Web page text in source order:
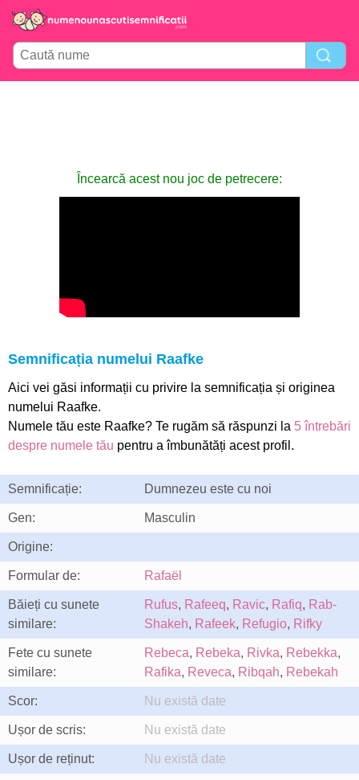
Încearcă acest nou joc de petrecere:
Semnificația numelui Raafke
Aici vei găsi informații cu privire la semnificația și originea
numelui Raafke.
Numele tău este Raafke? Te rugăm să răspunzi la 5 întrebări
despre numele tău pentru a îmbunătăți acest profil.
Semnificație: Dumnezeu este cu noi
Gen: Masculin
Origine:
Formular de: Rafaël
Băieți cu sunete
similare:
Rufus, Rafeeq, Ravic, Rafiq, Rab-
Shakeh, Rafeek, Refugio, Rifky
Fete cu sunete
similare:
Rebeca, Rebeka, Rivka, Rebekka,
Rafika, Reveca, Ribqah, Rebekah
Scor: Nu există date
Ușor de scris: Nu există date
Ușor de reținut: Nu există date